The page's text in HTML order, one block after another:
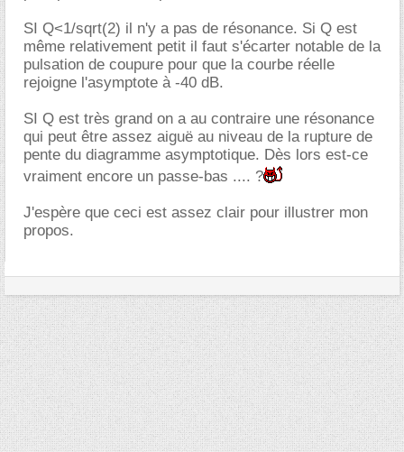
SI Q<1/sqrt(2) il n'y a pas de résonance. Si Q est
même relativement petit il faut s'écarter notable de la
pulsation de coupure pour que la courbe réelle
rejoigne l'asymptote à -40 dB.
SI Q est très grand on a au contraire une résonance
qui peut être assez aiguë au niveau de la rupture de
pente du diagramme asymptotique. Dès lors est-ce
vraiment encore un passe-bas .... ?
J'espère que ceci est assez clair pour illustrer mon
propos.